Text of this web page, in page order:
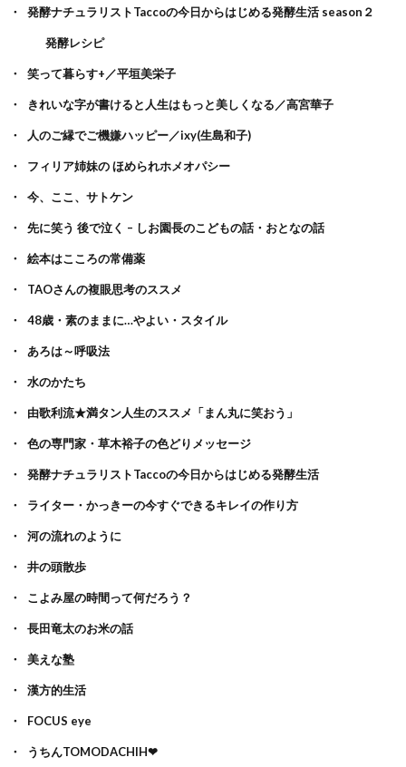
発酵ナチュラリストTaccoの今日からはじめる発酵生活 season２
発酵レシピ
笑って暮らす+／平垣美栄子
きれいな字が書けると人生はもっと美しくなる／高宮華子
人のご縁でご機嫌ハッピー／ixy(生島和子)
フィリア姉妹の ほめられホメオパシー
今、ここ、サトケン
先に笑う 後で泣く – しお園長のこどもの話・おとなの話
絵本はこころの常備薬
TAOさんの複眼思考のススメ
48歳・素のままに…やよい・スタイル
あろは～呼吸法
水のかたち
由歌利流★満タン人生のススメ「まん丸に笑おう」
色の専門家・草木裕子の色どりメッセージ
発酵ナチュラリストTaccoの今日からはじめる発酵生活
ライター・かっきーの今すぐできるキレイの作り方
河の流れのように
井の頭散歩
こよみ屋の時間って何だろう？
長田竜太のお米の話
美えな塾
漢方的生活
FOCUS eye
うちんTOMODACHIH❤